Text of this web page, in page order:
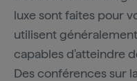
luxe sont faites pour
utilisent
capables d'atteindre
Des conférences sur